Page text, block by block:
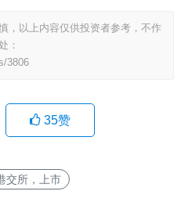
，以上内容仅供投资者参考，不作
：
3806
35赞
交所，上市